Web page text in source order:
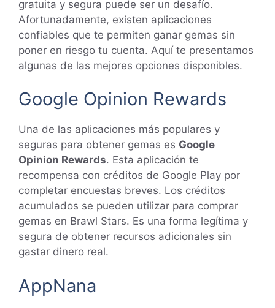
gratuita y segura puede ser un desafío.
Afortunadamente, existen aplicaciones
confiables que te permiten ganar gemas sin
poner en riesgo tu cuenta. Aquí te presentamos
algunas de las mejores opciones disponibles.
Google Opinion Rewards
Una de las aplicaciones más populares y
seguras para obtener gemas es Google
Opinion Rewards. Esta aplicación te
recompensa con créditos de Google Play por
completar encuestas breves. Los créditos
acumulados se pueden utilizar para comprar
gemas en Brawl Stars. Es una forma legítima y
segura de obtener recursos adicionales sin
gastar dinero real.
AppNana